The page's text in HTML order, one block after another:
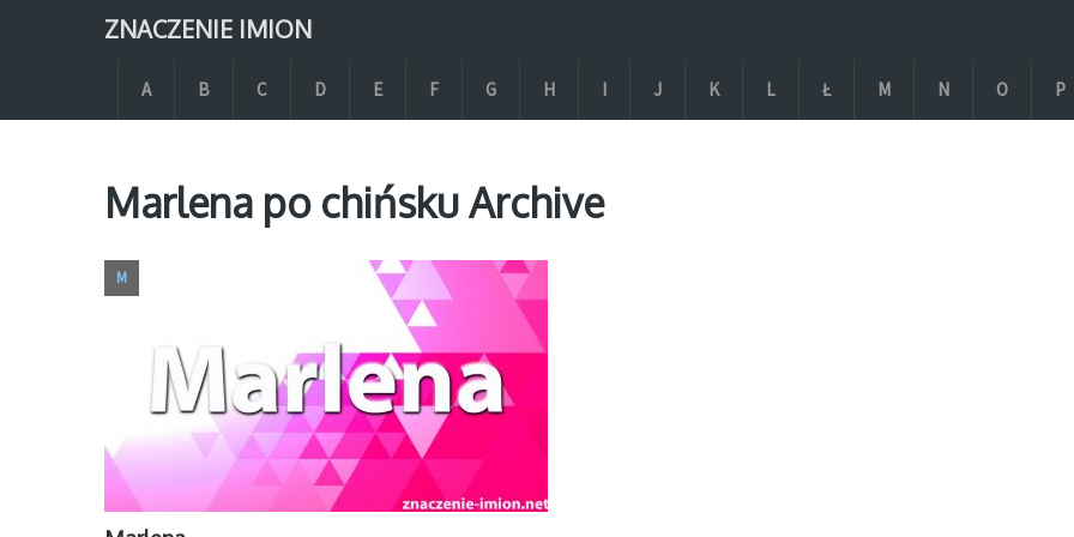
ZNACZENIE IMION
A B C D E F G H I J K L Ł M N O P
Marlena po chińsku Archive
M